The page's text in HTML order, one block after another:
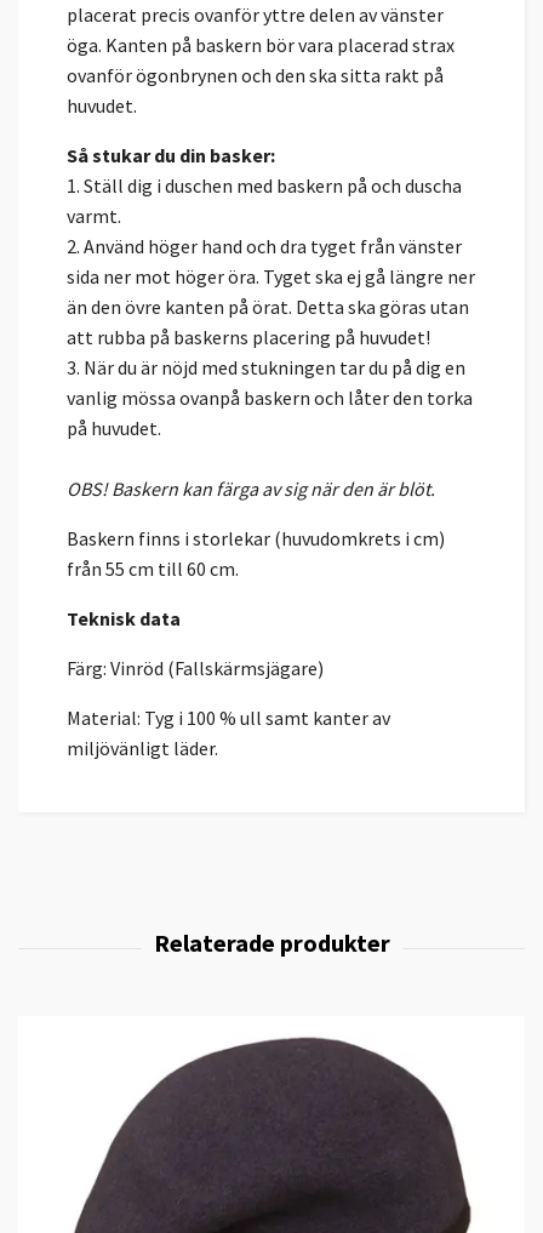
placerat precis ovanför yttre delen av vänster
öga. Kanten på baskern bör vara placerad strax
ovanför ögonbrynen och den ska sitta rakt på
huvudet.
Så stukar du din basker:
1. Ställ dig i duschen med baskern på och duscha
varmt.
2. Använd höger hand och dra tyget från vänster
sida ner mot höger öra. Tyget ska ej gå längre ner
än den övre kanten på örat. Detta ska göras utan
att rubba på baskerns placering på huvudet!
3. När du är nöjd med stukningen tar du på dig en
vanlig mössa ovanpå baskern och låter den torka
på huvudet.
OBS! Baskern kan färga av sig när den är blöt.
Baskern finns i storlekar (huvudomkrets i cm)
från 55 cm till 60 cm.
Teknisk data
Färg: Vinröd (Fallskärmsjägare)
Material: Tyg i 100 % ull samt kanter av
miljövänligt läder.